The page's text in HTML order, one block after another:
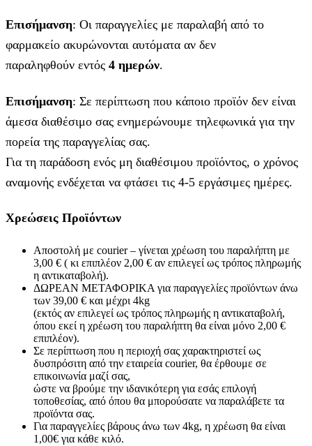
Επισήμανση: Οι παραγγελίες με παραλαβή από το
φαρμακείο ακυρώνονται αυτόματα αν δεν
παραληφθούν εντός 4 ημερών.
Επισήμανση: Σε περίπτωση που κάποιο προϊόν δεν είναι
άμεσα διαθέσιμο σας ενημερώνουμε τηλεφωνικά για την
πορεία της παραγγελίας σας.
Για τη παράδοση ενός μη διαθέσιμου προϊόντος, ο χρόνος
αναμονής ενδέχεται να φτάσει τις 4-5 εργάσιμες ημέρες.
Χρεώσεις Προϊόντων
Αποστολή με courier – γίνεται χρέωση του παραλήπτη με
3,00 € ( κι επιπλέον 2,00 € αν επιλεγεί ως τρόπος πληρωμής
η αντικαταβολή).
ΔΩΡΕΑΝ ΜΕΤΑΦΟΡΙΚΑ για παραγγελίες προϊόντων άνω
των 39,00 € και μέχρι 4kg
(εκτός αν επιλεγεί ως τρόπος πληρωμής η αντικαταβολή,
όπου εκεί η χρέωση του παραλήπτη θα είναι μόνο 2,00 €
επιπλέον).
Σε περίπτωση που η περιοχή σας χαρακτηριστεί ως
δυσπρόσιτη από την εταιρεία courier, θα έρθουμε σε
επικοινωνία μαζί σας,
ώστε να βρούμε την ιδανικότερη για εσάς επιλογή
τοποθεσίας, από όπου θα μπορούσατε να παραλάβετε τα
προϊόντα σας.
Για παραγγελίες βάρους άνω των 4kg, η χρέωση θα είναι
1,00€ για κάθε κιλό.